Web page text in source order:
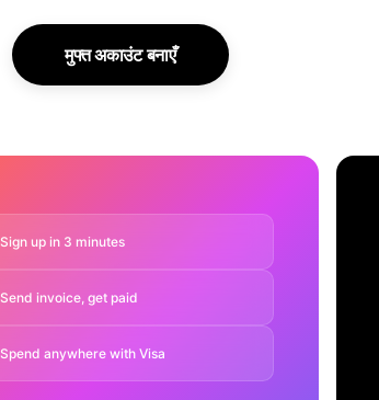
मुफ्त अकाउंट बनाएँ
Sign up in 3 minutes
Send invoice, get paid
Spend anywhere with Visa